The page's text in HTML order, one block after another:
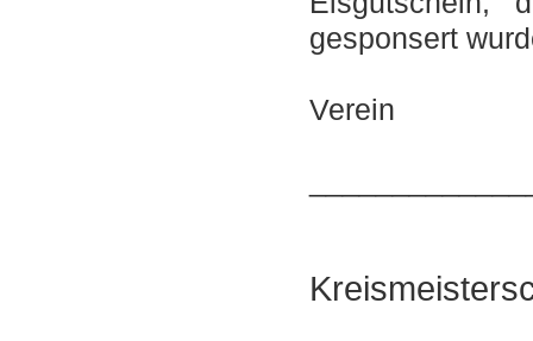
gesponsert
Verein